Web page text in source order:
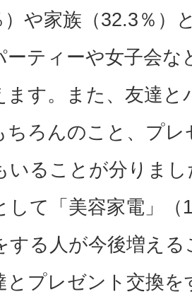
や家族（32.3％）
ーティーや女子会
ます。また、友達
ちろんのこと、プ
いることが分りま
して「美容家電」
する人が今後増え
とプレゼント交換